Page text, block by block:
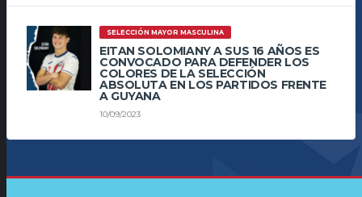
SELECCIÓN MAYOR MASCULINA
EITAN SOLOMIANY A SUS 16 AÑOS ES
CONVOCADO PARA DEFENDER LOS
COLORES DE LA SELECCIÓN
ABSOLUTA EN LOS PARTIDOS FRENTE
A GUYANA
10/09/2023